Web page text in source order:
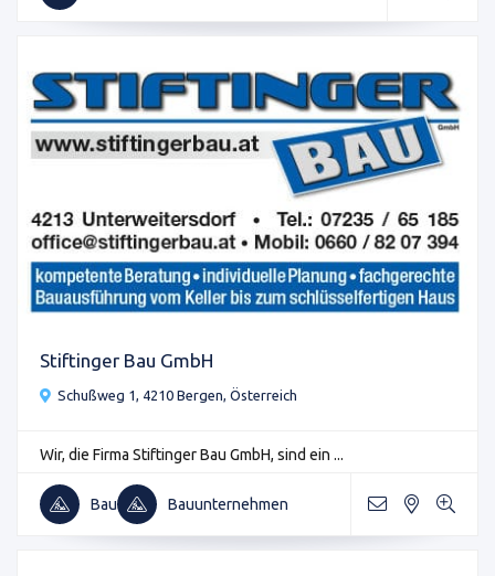
Stiftinger Bau GmbH
Schußweg 1, 4210 Bergen, Österreich
Wir, die Firma Stiftinger Bau GmbH, sind ein ...
Bau Bauunternehmen